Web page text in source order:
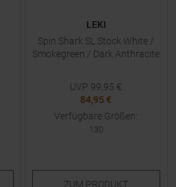
LEKI
Spin Shark SL Stock White /
Smokegreen / Dark Anthracite
UVP 99,95 €
84,95 €
Verfügbare Größen:
130
ZUM PRODUKT